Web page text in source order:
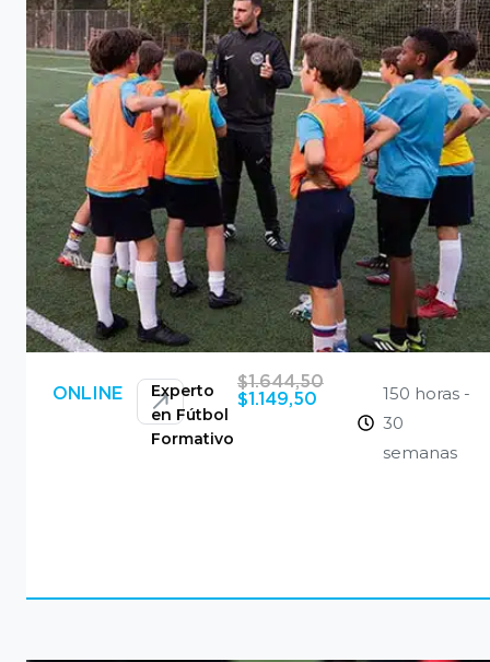
ONLINE
Experto
en Fútbol
Formativo
$1.644,50
$1.149,50
150 horas -
30
semanas